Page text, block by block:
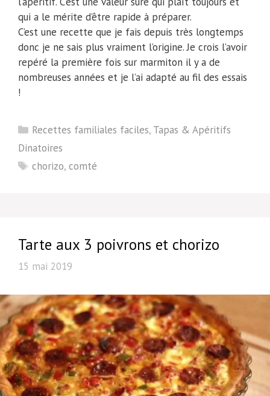
qui a le mérite d’être rapide à préparer.
C’est une recette que je fais depuis très longtemps
donc je ne sais plus vraiment l’origine. Je crois l’avoir
repéré la première fois sur marmiton il y a de
nombreuses années et je l’ai adapté au fil des essais
!
Catégories
Recettes familiales faciles, Tapas & Apéritifs
Dinatoires
Étiquettes
chorizo,comté
Tarte aux 3 poivrons et chorizo
15 mai 2019